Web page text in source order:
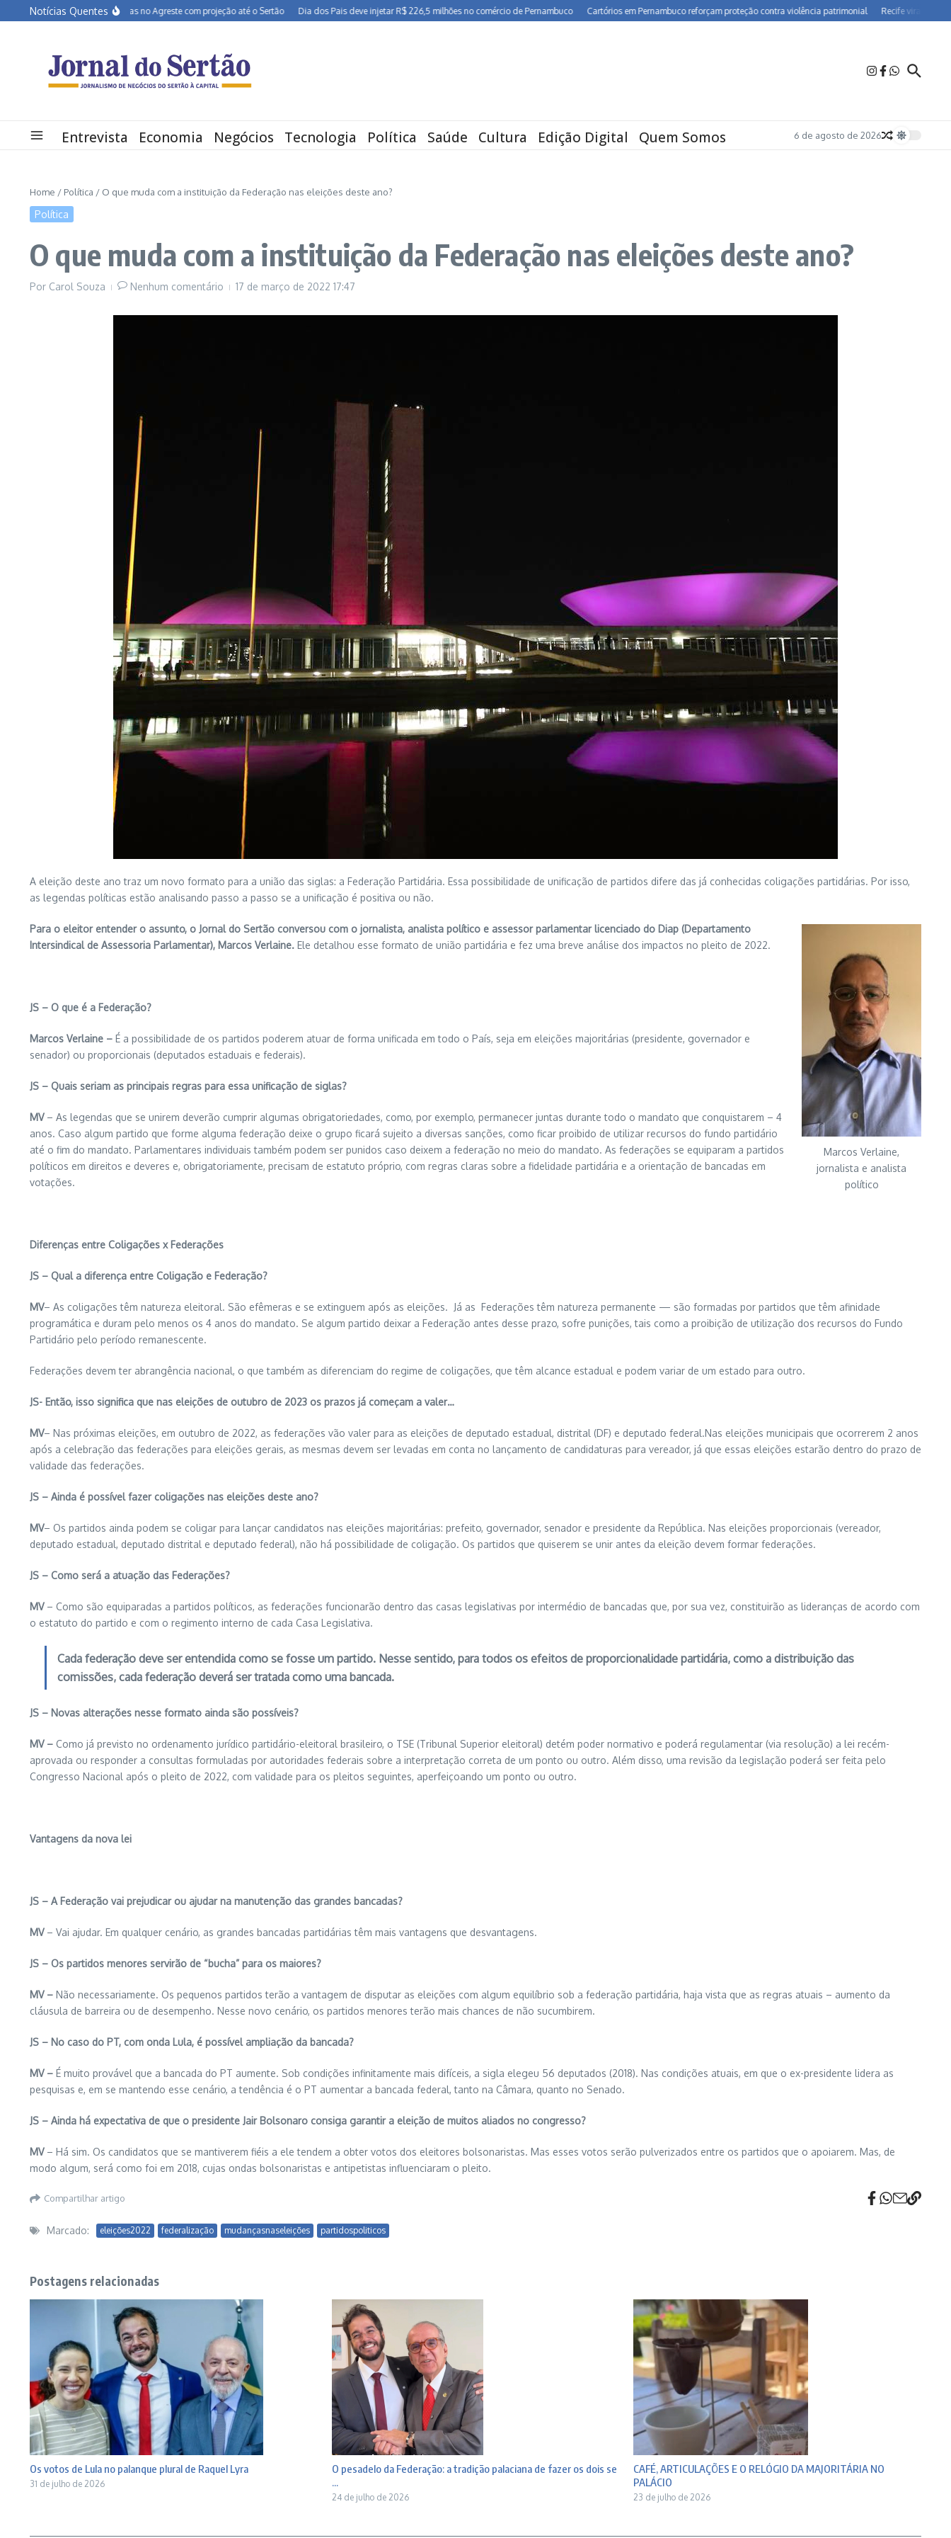
Ir para o conteúdo
Notícias Quentes
BR-232 entra em obras no Agreste com projeção até o Sertão Dia dos Pais deve injetar R$ 226,5 milhões no comércio de Pernambuco Cartórios em Pernambuco reforçam proteção contra violência patrimonial Recife vira polo de
Entrevista Economia Negócios Tecnologia Política Saúde Cultura Edição Digital Quem Somos 6 de agosto de 2026
Home / Política / O que muda com a instituição da Federação nas eleições deste ano?
Política
O que muda com a instituição da Federação nas eleições deste ano?
Por Carol Souza Nenhum comentário 17 de março de 2022 17:47
A eleição deste ano traz um novo formato para a união das siglas: a Federação Partidária. Essa possibilidade de unificação de partidos difere das já conhecidas coligações partidárias. Por isso,
as legendas políticas estão analisando passo a passo se a unificação é positiva ou não.
Marcos Verlaine,
jornalista e analista
político
Para o eleitor entender o assunto, o Jornal do Sertão conversou com o jornalista, analista político e assessor parlamentar licenciado do Diap (Departamento
Intersindical de Assessoria Parlamentar), Marcos Verlaine. Ele detalhou esse formato de união partidária e fez uma breve análise dos impactos no pleito de 2022.
JS – O que é a Federação?
Marcos Verlaine – É a possibilidade de os partidos poderem atuar de forma unificada em todo o País, seja em eleições majoritárias (presidente, governador e
senador) ou proporcionais (deputados estaduais e federais).
JS – Quais seriam as principais regras para essa unificação de siglas?
MV– As legendas que se unirem deverão cumprir algumas obrigatoriedades, como, por exemplo, permanecer juntas durante todo o mandato que conquistarem – 4
anos. Caso algum partido que forme alguma federação deixe o grupo ficará sujeito a diversas sanções, como ficar proibido de utilizar recursos do fundo partidário
até o fim do mandato. Parlamentares individuais também podem ser punidos caso deixem a federação no meio do mandato. As federações se equiparam a partidos
políticos em direitos e deveres e, obrigatoriamente, precisam de estatuto próprio, com regras claras sobre a fidelidade partidária e a orientação de bancadas em
votações.
Diferenças entre Coligações x Federações
JS – Qual a diferença entre Coligação e Federação?
MV– As coligações têm natureza eleitoral. São efêmeras e se extinguem após as eleições. Já as Federações têm natureza permanente — são formadas por partidos que têm afinidade
programática e duram pelo menos os 4 anos do mandato. Se algum partido deixar a Federação antes desse prazo, sofre punições, tais como a proibição de utilização dos recursos do Fundo
Partidário pelo período remanescente.
Federações devem ter abrangência nacional, o que também as diferenciam do regime de coligações, que têm alcance estadual e podem variar de um estado para outro.
JS- Então, isso significa que nas eleições de outubro de 2023 os prazos já começam a valer…
MV– Nas próximas eleições, em outubro de 2022, as federações vão valer para as eleições de deputado estadual, distrital (DF) e deputado federal.Nas eleições municipais que ocorrerem 2 anos
após a celebração das federações para eleições gerais, as mesmas devem ser levadas em conta no lançamento de candidaturas para vereador, já que essas eleições estarão dentro do prazo de
validade das federações.
JS – Ainda é possível fazer coligações nas eleições deste ano?
MV– Os partidos ainda podem se coligar para lançar candidatos nas eleições majoritárias: prefeito, governador, senador e presidente da República. Nas eleições proporcionais (vereador,
deputado estadual, deputado distrital e deputado federal), não há possibilidade de coligação. Os partidos que quiserem se unir antes da eleição devem formar federações.
JS – Como será a atuação das Federações?
MV– Como são equiparadas a partidos políticos, as federações funcionarão dentro das casas legislativas por intermédio de bancadas que, por sua vez, constituirão as lideranças de acordo com
o estatuto do partido e com o regimento interno de cada Casa Legislativa.
Cada federação deve ser entendida como se fosse um partido. Nesse sentido, para todos os efeitos de proporcionalidade partidária, como a distribuição das
comissões, cada federação deverá ser tratada como uma bancada.
JS – Novas alterações nesse formato ainda são possíveis?
MV – Como já previsto no ordenamento jurídico partidário-eleitoral brasileiro, o TSE (Tribunal Superior eleitoral) detém poder normativo e poderá regulamentar (via resolução) a lei recém-
aprovada ou responder a consultas formuladas por autoridades federais sobre a interpretação correta de um ponto ou outro. Além disso, uma revisão da legislação poderá ser feita pelo
Congresso Nacional após o pleito de 2022, com validade para os pleitos seguintes, aperfeiçoando um ponto ou outro.
Vantagens da nova lei
JS – A Federação vai prejudicar ou ajudar na manutenção das grandes bancadas?
MV– Vai ajudar. Em qualquer cenário, as grandes bancadas partidárias têm mais vantagens que desvantagens.
JS – Os partidos menores servirão de “bucha” para os maiores?
MV – Não necessariamente. Os pequenos partidos terão a vantagem de disputar as eleições com algum equilíbrio sob a federação partidária, haja vista que as regras atuais – aumento da
cláusula de barreira ou de desempenho. Nesse novo cenário, os partidos menores terão mais chances de não sucumbirem.
JS – No caso do PT, com onda Lula, é possível ampliação da bancada?
MV – É muito provável que a bancada do PT aumente. Sob condições infinitamente mais difíceis, a sigla elegeu 56 deputados (2018). Nas condições atuais, em que o ex-presidente lidera as
pesquisas e, em se mantendo esse cenário, a tendência é o PT aumentar a bancada federal, tanto na Câmara, quanto no Senado.
JS – Ainda há expectativa de que o presidente Jair Bolsonaro consiga garantir a eleição de muitos aliados no congresso?
MV– Há sim. Os candidatos que se mantiverem fiéis a ele tendem a obter votos dos eleitores bolsonaristas. Mas esses votos serão pulverizados entre os partidos que o apoiarem. Mas, de
modo algum, será como foi em 2018, cujas ondas bolsonaristas e antipetistas influenciaram o pleito.
Compartilhar artigo
Marcado: eleições2022 federalização mudançasnaseleições partidospoliticos
Postagens relacionadas
Os votos de Lula no palanque plural de Raquel Lyra
31 de julho de 2026
O pesadelo da Federação: a tradição palaciana de fazer os dois se
...
24 de julho de 2026
CAFÉ, ARTICULAÇÕES E O RELÓGIO DA MAJORITÁRIA NO
PALÁCIO
23 de julho de 2026